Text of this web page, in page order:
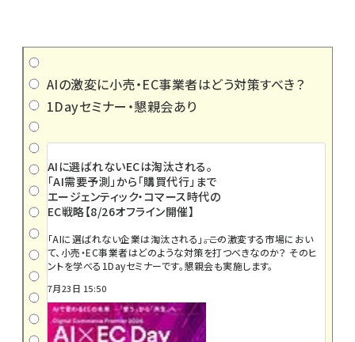
AIの激変に小売・EC事業者はどう対策すべき？
1Dayセミナー・懇親会あり
AIに選ばれないECは淘汰される。
「AI需要予測」から「購買代行」まで
エージェンティック・コマース時代の
EC戦略【8/26オフライン開催】
「AIに選ばれない企業は淘汰される」――。この激変する市場におい
て、小売・EC事業者はどのような対策を打つべきなのか？ そのヒ
ントを学べる1Dayセミナーです。懇親会も実施します。
7月23日 15:50